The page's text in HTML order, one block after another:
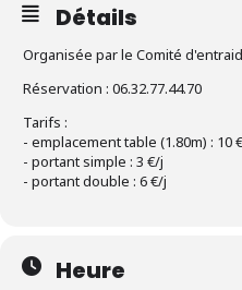
Détails
Organisée par le Comité
Réservation : 06.32.77.44.70
Tarifs :
- emplacement table (1.80m) : 10
- portant simple : 3 €/j
- portant double : 6 €/j
Heure